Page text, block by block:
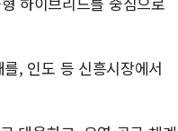
, 인도 등 신흥시장에서